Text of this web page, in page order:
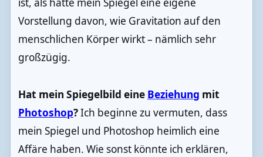
ist, als hätte mein Spiegel eine eigene
Vorstellung davon, wie Gravitation auf den
menschlichen Körper wirkt – nämlich sehr
großzügig.
Hat mein Spiegelbild eine Beziehung mit
Photoshop?Ich beginne zu vermuten, dass
mein Spiegel und Photoshop heimlich eine
Affäre haben. Wie sonst könnte ich erklären,